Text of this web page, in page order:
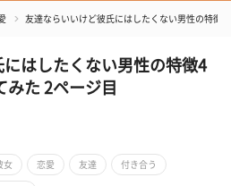
友達ならいいけど彼氏にはしたくない男性の特徴4
はしたくない男性の特徴4
みた 2ページ目
女 恋愛 友達 付き合う